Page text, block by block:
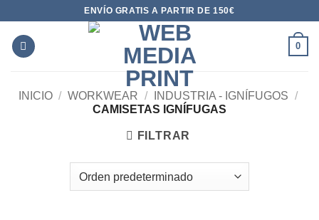
contenido
ENVÍO GRATIS A PARTIR DE 150€
0
INICIO / WORKWEAR / INDUSTRIA - IGNÍFUGOS /
CAMISETAS IGNÍFUGAS
FILTRAR